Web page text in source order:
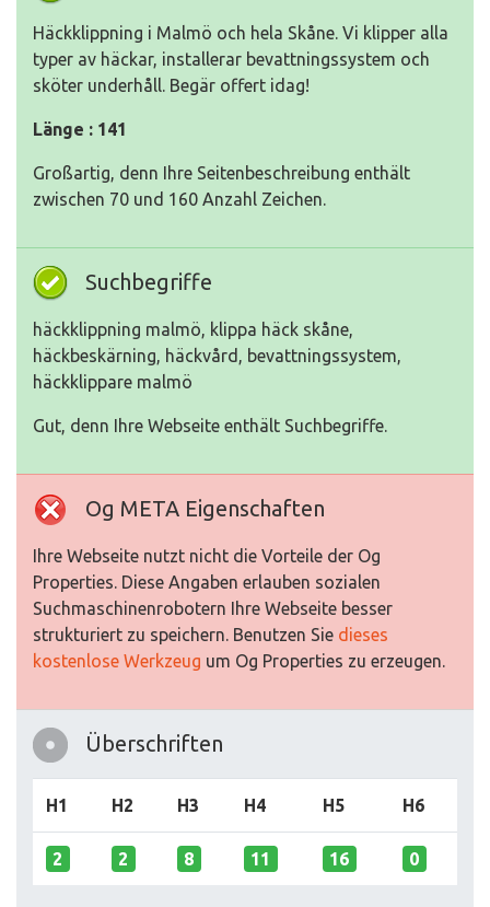
Häckklippning i Malmö och hela Skåne. Vi klipper alla
typer av häckar, installerar bevattningssystem och
sköter underhåll. Begär offert idag!
Länge : 141
Großartig, denn Ihre Seitenbeschreibung enthält
zwischen 70 und 160 Anzahl Zeichen.
Suchbegriffe
häckklippning malmö, klippa häck skåne,
häckbeskärning, häckvård, bevattningssystem,
häckklippare malmö
Gut, denn Ihre Webseite enthält Suchbegriffe.
Og META Eigenschaften
Ihre Webseite nutzt nicht die Vorteile der Og
Properties. Diese Angaben erlauben sozialen
Suchmaschinenrobotern Ihre Webseite besser
strukturiert zu speichern. Benutzen Sie dieses
kostenlose Werkzeug um Og Properties zu erzeugen.
Überschriften
H1 H2 H3 H4 H5 H6
2 2 8 11 16 0